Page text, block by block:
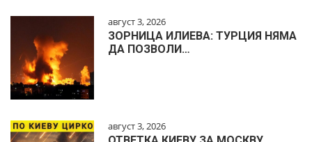
август 3, 2026
ЗОРНИЦА ИЛИЕВА: ТУРЦИЯ НЯМА
ДА ПОЗВОЛИ…
август 3, 2026